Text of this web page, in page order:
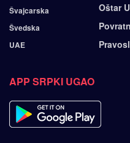
Švajcarska
Švedska
UAE
Oštar
APP SRPKI UGAO